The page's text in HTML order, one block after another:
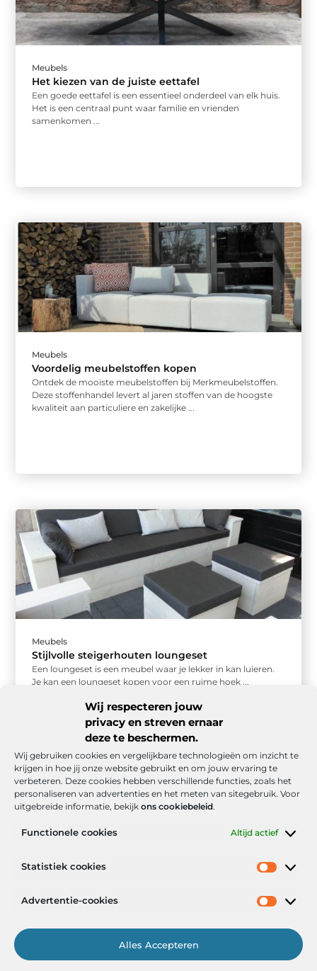
Wij respecteren jouw
privacy en streven ernaar
deze te beschermen.
Wij gebruiken cookies en vergelijkbare technologieën om inzicht te
krijgen in hoe jij onze website gebruikt en om jouw ervaring te
verbeteren. Deze cookies hebben verschillende functies, zoals het
personaliseren van advertenties en het meten van sitegebruik. Voor
uitgebreide informatie, bekijk ons cookiebeleid.
Functionele cookies Altijd actief
Statistiek cookies
Advertentie-cookies
Alles Accepteren
Meubels
Het kiezen van de juiste eettafel
Een goede eettafel is een essentieel onderdeel van elk huis.
Het is een centraal punt waar familie en vrienden
samenkomen ...
Meubels
Voordelig meubelstoffen kopen
Ontdek de mooiste meubelstoffen bij Merkmeubelstoffen.
Deze stoffenhandel levert al jaren stoffen van de hoogste
kwaliteit aan particuliere en zakelijke ...
Meubels
Stijlvolle steigerhouten loungeset
Een loungeset is een meubel waar je lekker in kan luieren.
Je kan een loungeset kopen voor een ruime hoek ...
Het Portaal voor Inzichten en Inspiratie
Onze informatie